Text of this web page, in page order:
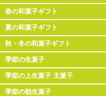
春の和菓子ギフト
夏の和菓子ギフト
秋・冬の和菓子ギフト
季節の生菓子
季節の上生菓子 主菓子
季節の朝生菓子